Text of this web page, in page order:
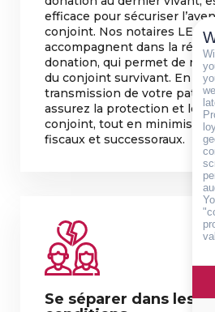
efficace pour sécuriser
conjoint. Nos notaires
accompagnent dans la
donation, qui permet de
du conjoint survivant. En
transmission de votre
assurez la protection et le
conjoint, tout en minimisant
fiscaux et successoraux.
Se séparer dans les